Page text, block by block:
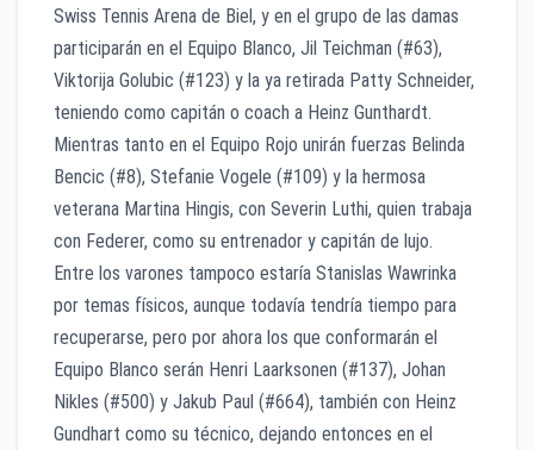
Swiss Tennis Arena de Biel, y en el grupo de las damas
participarán en el Equipo Blanco, Jil Teichman (#63),
Viktorija Golubic (#123) y la ya retirada Patty Schneider,
teniendo como capitán o coach a Heinz Gunthardt.
Mientras tanto en el Equipo Rojo unirán fuerzas Belinda
Bencic (#8), Stefanie Vogele (#109) y la hermosa
veterana Martina Hingis, con Severin Luthi, quien trabaja
con Federer, como su entrenador y capitán de lujo.
Entre los varones tampoco estaría Stanislas Wawrinka
por temas físicos, aunque todavía tendría tiempo para
recuperarse, pero por ahora los que conformarán el
Equipo Blanco serán Henri Laarksonen (#137), Johan
Nikles (#500) y Jakub Paul (#664), también con Heinz
Gundhart como su técnico, dejando entonces en el